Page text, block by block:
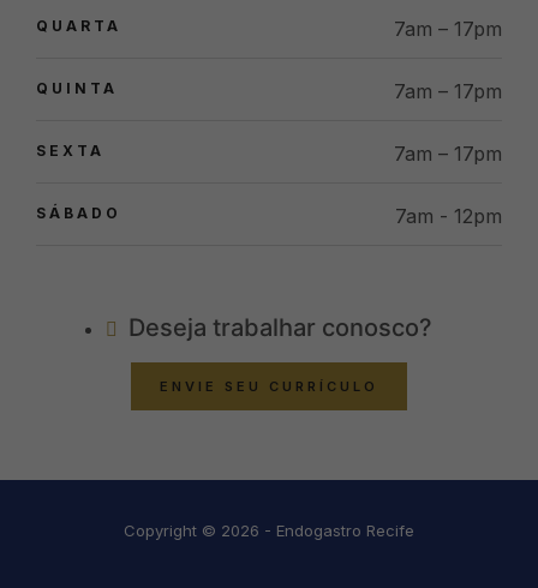
QUARTA 7am – 17pm
QUINTA 7am – 17pm
SEXTA 7am – 17pm
SÁBADO 7am - 12pm
Deseja trabalhar conosco?
ENVIE SEU CURRÍCULO
Copyright © 2026 - Endogastro Recife